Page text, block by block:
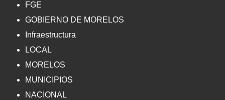
FGE
GOBIERNO DE MORELOS
Infraestructura
LOCAL
MORELOS
MUNICIPIOS
NACIONAL